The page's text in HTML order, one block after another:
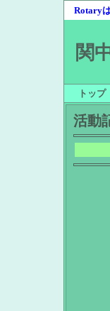
Rotary
関
トップ
活動